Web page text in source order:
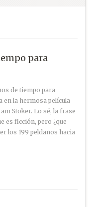
para
de tiempo para
en la hermosa película
Stoker. Lo sé, la frase
es ficción, pero ¿que
los 199 peldaños hacia